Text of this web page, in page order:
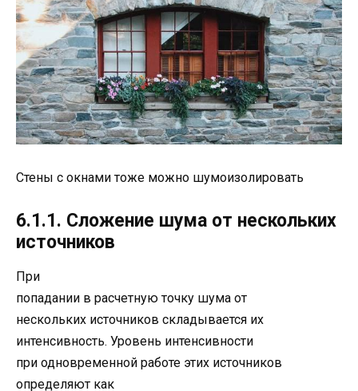
Стены с окнами тоже можно шумоизолировать
6.1.1. Сложение шума от нескольких
источников
При
попадании в расчетную точку шума от
нескольких источников складывается их
интенсивность. Уровень интенсивности
при одновременной работе этих источников
определяют как